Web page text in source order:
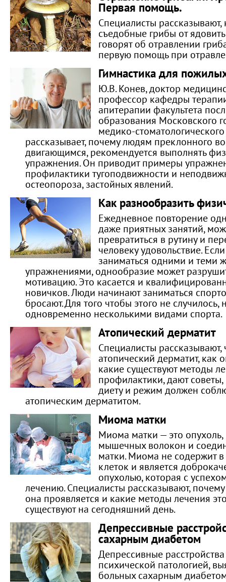
Первая помощь.
Специалисты рассказывают,
съедобные грибы от
говорят об отравлении
первую помощь при
Гимнастика для
Ю.В. Конев, доктор
профессор кафедры
апитерапии факультета
образования Московского
медико-
рассказывает, почему людям преклонного
двигающимся, рекомендуется выполнять
упражнения. Он приводит примеры
профилактики тугоподвижности и
остеопороза, застойных явлений.
Как разнообразить
Ежедневное повторение
даже приятных занятий,
превратиться в рутину и
человеку удовольствие.
заниматься одними и теми
упражнениями, однообразие может
мотивацию. Это касается и
новичков. Люди начинают заниматься
бросают. Для того чтобы этого не случилось,
одновременно несколькими видами спорта.
Атопический дерматит
Специалисты рассказывают,
атопический дерматит, как
какие существуют методы
профилактики, дают
диету и режим должен
атопическим дерматитом.
Миома матки
Миома матки — это
мышечных волокон и
матки. Миома не содержит
клеток и является
опухолью, которая с
лечению. Специалисты рассказывают,
она проявляется и какие методы лечения
существуют на сегодняшний день.
Депрессивные
сахарным диабетом
Депрессивные
психической патологией,
больных сахарным